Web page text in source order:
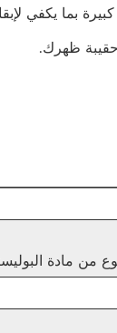
بما يكفي
حقيبة ظهرك.
مادة